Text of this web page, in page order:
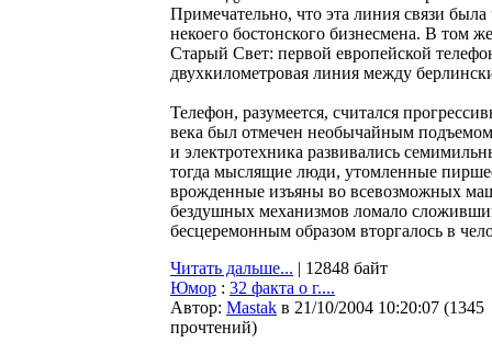
Примечательно, что эта линия связи
некоего бостонского бизнесмена. В том
Старый Свет: первой европейской
двухкилометровая линия между
Телефон, разумеется, считался
века был отмечен необычайным
и электротехника развивались
тогда мыслящие люди, утомленные
врожденные изъяны во всевозможных
бездушных механизмов ломало
бесцеремонным образом вторгалось в
Читать дальше... | 12848 байт
Юмор : 32 факта о г....
Автор: Мastak в 21/10/2004 10:20:07 (1345
прочтений)